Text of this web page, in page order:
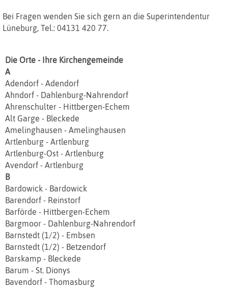
Bei Fragen wenden Sie sich gern an die Superintendentur
Lüneburg, Tel.: 04131 420 77.
Die Orte - Ihre Kirchengemeinde
A
Adendorf - Adendorf
Ahndorf - Dahlenburg-Nahrendorf
Ahrenschulter - Hittbergen‐Echem
Alt Garge - Bleckede
Amelinghausen - Amelinghausen
Artlenburg - Artlenburg
Artlenburg‐Ost - Artlenburg
Avendorf - Artlenburg
B
Bardowick - Bardowick
Barendorf - Reinstorf
Barförde - Hittbergen‐Echem
Bargmoor - Dahlenburg-Nahrendorf
Barnstedt (1/2) - Embsen
Barnstedt (1/2) - Betzendorf
Barskamp - Bleckede
Barum - St. Dionys
Bavendorf - Thomasburg